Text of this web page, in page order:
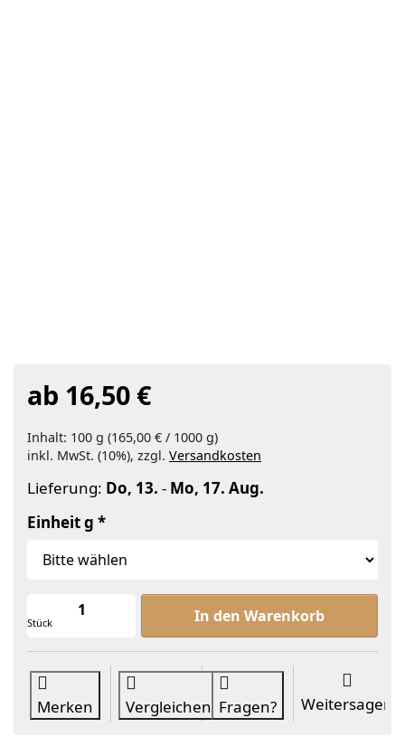
ab 16,50 €
Inhalt: 100 g (165,00 € / 1000 g)
inkl. MwSt. (10%), zzgl. Versandkosten
Lieferung: Do, 13. - Mo, 17. Aug.
Einheit g
Stück
Sonnenblumen-Lecithin Bio zu ab
In den Warenkorb
Merken Vergleichen Fragen? Weitersagen